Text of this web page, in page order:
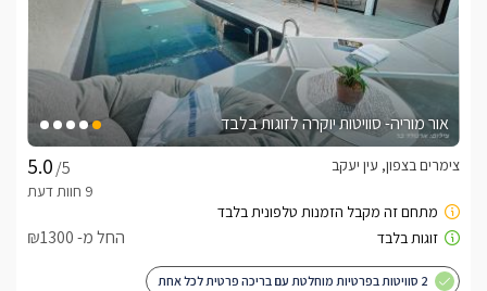
אור מוריה- סוויטות יוקרה לזוגות בלבד
/5
צימרים בצפון, עין יעקב
החל מ- ₪1300
2 סוויטות בפרטיות מוחלטת עם בריכה פרטית לכל אחת